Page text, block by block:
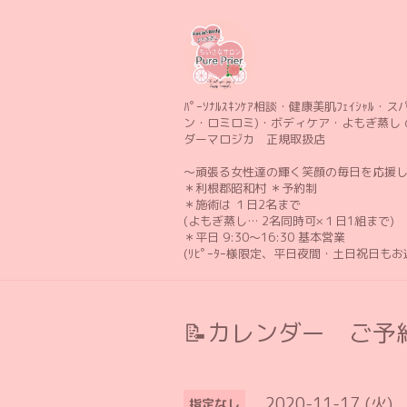
ﾊﾟｰｿﾅﾙｽｷﾝｹｱ相談・健康美肌ﾌｪｲｼｬﾙ・ス
ン・ロミロミ)・ボディケア・よもぎ蒸し
ダーマロジカ 正規取扱店
〜頑張る女性達の輝く笑顔の毎日を応援
＊利根郡昭和村 ＊予約制
＊施術は １日2名まで
(よもぎ蒸し… 2名同時可×１日1組まで)
＊平日 9:30〜16:30 基本営業
(ﾘﾋﾟｰﾀｰ様限定、平日夜間・土日祝日も
📝カレンダー ご予